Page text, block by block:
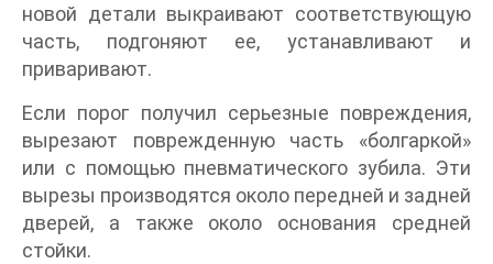
новой детали выкраивают соответствующую
часть, подгоняют ее, устанавливают и
приваривают.
Если порог получил серьезные повреждения,
вырезают поврежденную часть «болгаркой»
или с помощью пневматического зубила. Эти
вырезы производятся около передней и задней
дверей, а также около основания средней
стойки.